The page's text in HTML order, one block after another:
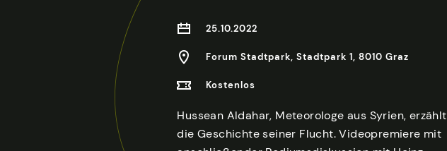
25.10.2022
Forum Stadtpark, Stadtpark 1, 8010 Graz
Kostenlos
Hussean Aldahar, Meteorologe aus Syrien, erzählt
die Geschichte seiner Flucht. Videopremiere mit